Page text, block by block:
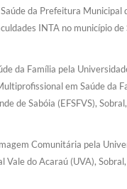
da Prefeitura Municipal
INTA no município de
da Família pela
em Saúde da
de Sabóia (EFSFVS),
Comunitária pela
Vale do Acaraú (UVA),